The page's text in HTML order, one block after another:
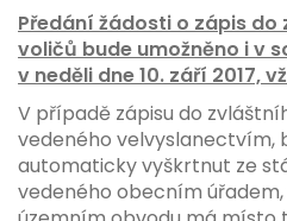
Předání žádosti o zápis
voličů bude umožněno i v
v neděli dne 10. září 2017,
V případě zápisu do
vedeného velvyslanectvím,
automaticky vyškrtnut ze
vedeného obecním úřadem,